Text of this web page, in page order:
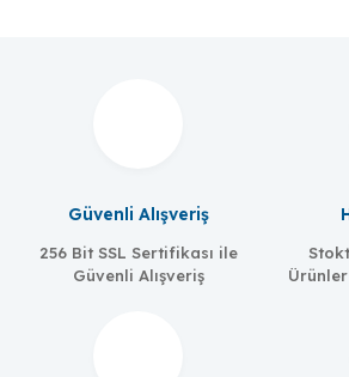
Güvenli Alışveriş
256 Bit SSL Sertifikası ile
Güvenli Alışveriş